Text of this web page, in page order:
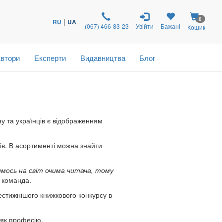
RU | UA (067) 466-83-23 Увійти Бажані
0
Кошик
Експерти Видавництва Блог
та українців є відображенням
В асортименті можна знайти
на світ очима читача, тому
команда.
книжкового конкурсу в
професію.